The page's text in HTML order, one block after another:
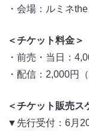
・会場：ルミネ
＜チケット料金
・前売・当日：
・配信：2,000
＜チケット販売ス
▼先行受付：6月